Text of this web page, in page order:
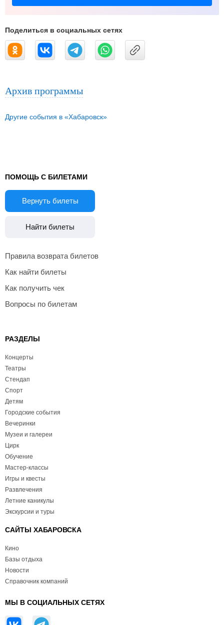
Поделиться в социальных сетях
Архив программы
Другие события в «Хабаровск»
ПОМОЩЬ С БИЛЕТАМИ
Вернуть билеты
Найти билеты
Правила возврата билетов
Как найти билеты
Как получить чек
Вопросы по билетам
РАЗДЕЛЫ
Концерты
Театры
Стендап
Спорт
Детям
Городские события
Вечеринки
Музеи и галереи
Цирк
Обучение
Мастер-классы
Игры и квесты
Развлечения
Летние каникулы
Экскурсии и туры
САЙТЫ ХАБАРОВСКА
Кино
Базы отдыха
Новости
Справочник компаний
МЫ В СОЦИАЛЬНЫХ СЕТЯХ